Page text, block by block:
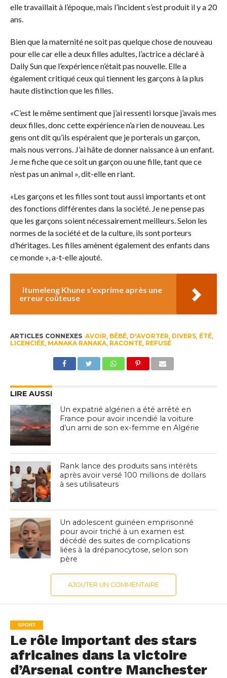
elle travaillait à l’époque, mais l’incident s’est produit il y a 20
ans.
Bien que la maternité ne soit pas quelque chose de nouveau
pour elle car elle a deux filles adultes, l’actrice a déclaré à
Daily Sun que l’expérience n’était pas nouvelle. Elle a
également critiqué ceux qui tiennent les garçons à la plus
haute distinction que les filles.
«C’est le même sentiment que j’ai ressenti lorsque j’avais mes
deux filles, donc cette expérience n’a rien de nouveau. Les
gens ont dit qu’ils espéraient que je porterais un garçon,
mais nous verrons. J’ai hâte de donner naissance à un enfant.
Je me fiche que ce soit un garçon ou une fille, tant que ce
n’est pas un animal », dit-elle en riant.
«Les garçons et les filles sont tout aussi importants et ont
des fonctions différentes dans la société. Je ne pense pas
que les garçons soient nécessairement meilleurs. Selon les
normes de la société et de la culture, ils sont porteurs
d’héritages. Les filles amènent également des enfants dans
ce monde », a-t-elle ajouté.
Itumeleng Khune s'exprime après une
erreur coûteuse
ARTICLES CONNEXES AVOIR BÉBÉ, D'AVORTER DIVERS, ÉTÉ,
LICENCIÉE, MANAKA RANAKA, RACONTE, REFUSÉ
LIRE AUSSI
Un expatrié algérien a été arrêté en
France pour avoir incendié la voiture
d’un ami de son ex-femme en Algérie
Rank lance des produits sans intérêts
après avoir versé 100 millions de dollars
à ses utilisateurs
Un adolescent guinéen emprisonné
pour avoir triché à un examen est
décédé des suites de complications
liées à la drépanocytose, selon son
père
AJOUTER UN COMMENTAIRE
SPORT
Le rôle important des stars
africaines dans la victoire
d’Arsenal contre Manchester